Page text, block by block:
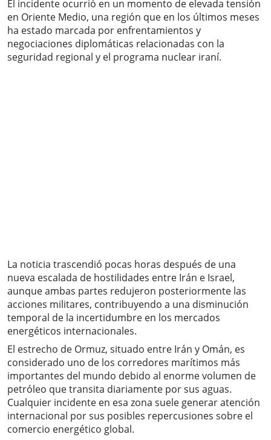
El incidente ocurrió en un momento de elevada tensión
en Oriente Medio, una región que en los últimos meses
ha estado marcada por enfrentamientos y
negociaciones diplomáticas relacionadas con la
seguridad regional y el programa nuclear iraní.
La noticia trascendió pocas horas después de una
nueva escalada de hostilidades entre Irán e Israel,
aunque ambas partes redujeron posteriormente las
acciones militares, contribuyendo a una disminución
temporal de la incertidumbre en los mercados
energéticos internacionales.
El estrecho de Ormuz, situado entre Irán y Omán, es
considerado uno de los corredores marítimos más
importantes del mundo debido al enorme volumen de
petróleo que transita diariamente por sus aguas.
Cualquier incidente en esa zona suele generar atención
internacional por sus posibles repercusiones sobre el
comercio energético global.